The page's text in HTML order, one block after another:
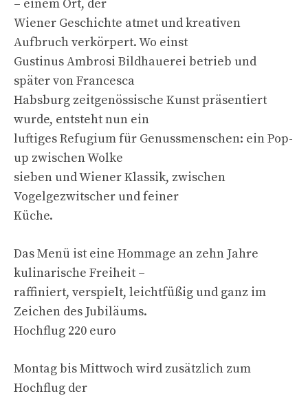
– einem Ort, der
Wiener Geschichte atmet und kreativen
Aufbruch verkörpert. Wo einst
Gustinus Ambrosi Bildhauerei betrieb und
später von Francesca
Habsburg zeitgenössische Kunst präsentiert
wurde, entsteht nun ein
luftiges Refugium für Genussmenschen: ein Pop-
up zwischen Wolke
sieben und Wiener Klassik, zwischen
Vogelgezwitscher und feiner
Küche.
Das Menü ist eine Hommage an zehn Jahre
kulinarische Freiheit –
raffiniert, verspielt, leichtfüßig und ganz im
Zeichen des Jubiläums.
Hochflug 220 euro
Montag bis Mittwoch wird zusätzlich zum
Hochflug der